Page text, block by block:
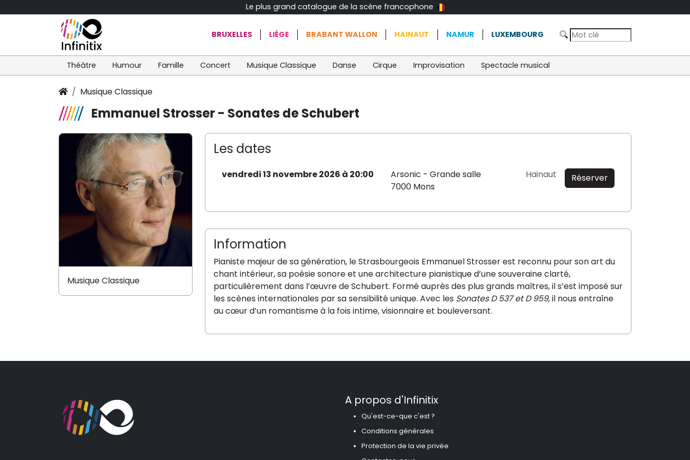
Le plus grand catalogue de la scène francophone
BRUXELLES LIÈGE BRABANT WALLON HAINAUT NAMUR LUXEMBOURG
Théâtre Humour Famille Concert Musique Classique Danse Cirque Improvisation Spectacle musical
Musique Classique
Emmanuel Strosser - Sonates de Schubert
Les dates
vendredi 13 novembre 2026 à 20:00
Arsonic - Grande salle
7000 Mons
Hainaut Réserver
Information
Pianiste majeur de sa génération, le Strasbourgeois Emmanuel Strosser est reconnu pour son art du
chant intérieur, sa poésie sonore et une architecture pianistique d’une souveraine clarté,
particulièrement dans l’œuvre de Schubert. Formé auprès des plus grands maîtres, il s’est imposé sur
les scènes internationales par sa sensibilité unique. Avec les Sonates D 537 et D 959, il nous entraîne
au cœur d’un romantisme à la fois intime, visionnaire et bouleversant.
Musique Classique
A propos d'Infinitix
Qu'est-ce-que c'est ?
Conditions générales
Protection de la vie privée